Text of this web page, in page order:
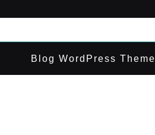
Blog WordPress Theme